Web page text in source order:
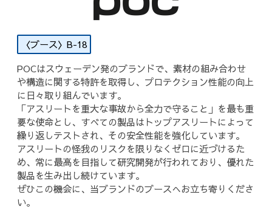
B-18
POCはスウェーデン発のブランドで、素材の組み合わせ
や構造に関する特許を取得し、プロテクション性能の向上
に日々取り組んでいます。
「アスリートを重大な事故から全力で守ること」を最も重
要な使命とし、すべての製品はトップアスリートによって
繰り返しテストされ、その安全性能を強化しています。
アスリートの怪我のリスクを限りなくゼロに近づけるた
め、常に最高を目指して研究開発が行われており、優れた
製品を生み出し続けています。
ぜひこの機会に、当ブランドのブースへお立ち寄りくださ
い。